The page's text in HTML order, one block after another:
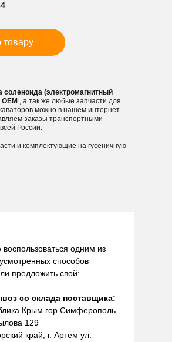
товару
соленоида (электромагнитный
, а так же любые запчасти для
можно в нашем интернет-
заказы транспортными
России.
и комплектующие на гусеничную
одним из
способов
предложить свой:
со склада поставщика:
Крым гор.Симферополь,
129
край, г. Артем ул.